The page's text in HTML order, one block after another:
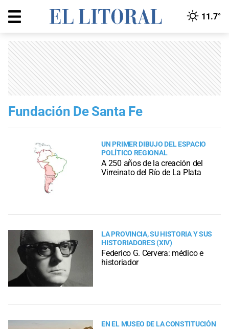
11.7°
Fundación De Santa Fe
UN PRIMER DIBUJO DEL ESPACIO
POLÍTICO REGIONAL
A 250 años de la creación del
Virreinato del Río de La Plata
LA PROVINCIA, SU HISTORIA Y SUS
HISTORIADORES (XIV)
Federico G. Cervera: médico e
historiador
EN EL MUSEO DE LA CONSTITUCIÓN